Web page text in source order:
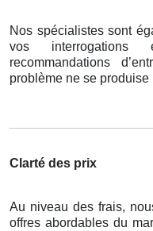
Nos spécialistes sont
vos
recommandations
problème ne se produise
Clarté des prix
Au niveau des frais,
offres abordables du